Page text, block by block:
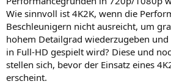
Wie sinnvoll ist 4K2K, wenn die
Beschleunigern nicht ausreicht, um
hohem Detailgrad wiederzugeben
in Full-HD gespielt wird? Diese und
stellen sich, bevor der Einsatz eines
erscheint.